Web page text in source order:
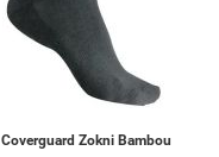
Coverguard Zokni Bambou